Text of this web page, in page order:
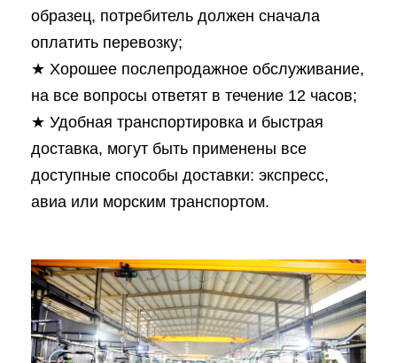
образец, потребитель должен сначала
оплатить перевозку;
★ Хорошее послепродажное обслуживание,
на все вопросы ответят в течение 12 часов;
★ Удобная транспортировка и быстрая
доставка, могут быть применены все
доступные способы доставки: экспресс,
авиа или морским транспортом.